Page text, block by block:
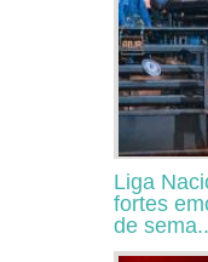
Liga
fortes
de